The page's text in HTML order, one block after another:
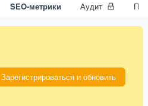
SEO-метрики Аудит
Зарегистрироваться и обновить